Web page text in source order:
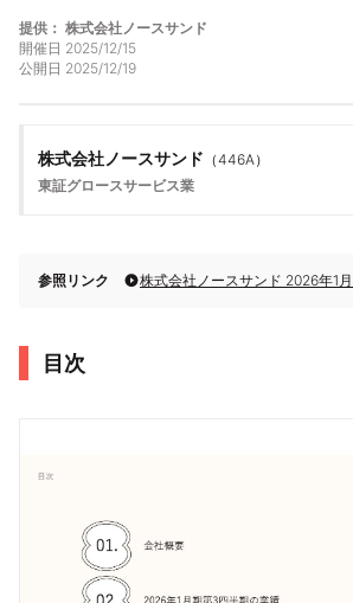
提供： 株式会社ノースサンド
開催日 2025/12/15
公開日 2025/12/19
株式会社ノースサンド （446A）
東証グロースサービス業
参照リンク 株式会社ノースサンド 2026年1
目次